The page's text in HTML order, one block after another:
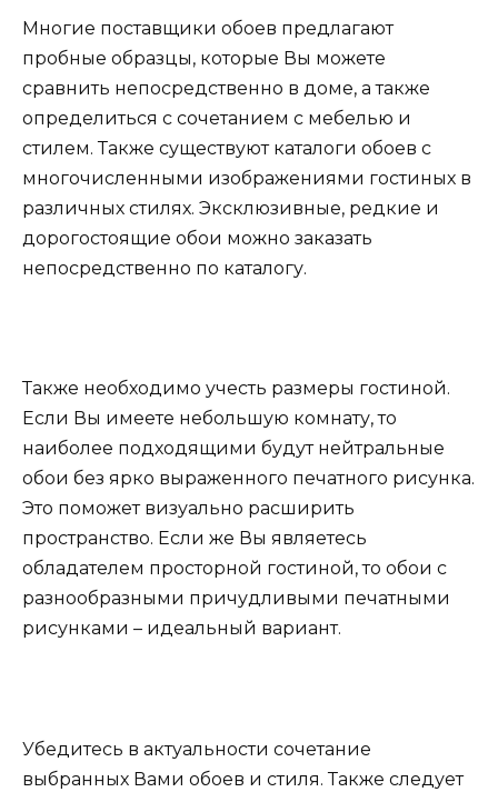
Многие поставщики обоев предлагают
пробные образцы, которые Вы можете
сравнить непосредственно в доме, а также
определиться с сочетанием с мебелью и
стилем. Также существуют каталоги обоев с
многочисленными изображениями гостиных в
различных стилях. Эксклюзивные, редкие и
дорогостоящие обои можно заказать
непосредственно по каталогу.
Также необходимо учесть размеры гостиной.
Если Вы имеете небольшую комнату, то
наиболее подходящими будут нейтральные
обои без ярко выраженного печатного рисунка.
Это поможет визуально расширить
пространство. Если же Вы являетесь
обладателем просторной гостиной, то обои с
разнообразными причудливыми печатными
рисунками – идеальный вариант.
Убедитесь в актуальности сочетание
выбранных Вами обоев и стиля. Также следует